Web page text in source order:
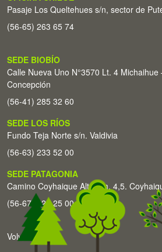
Pasaje Los Queltehues s/n, sector de
(56-65) 263 65 74
SEDE BIOBÍO
Calle Nueva Uno N°3570 Lt. 4
Concepción
(56-41) 285 32 60
SEDE LOS RÍOS
Fundo Teja Norte s/n. Valdivia
(56-63) 233 52 00
SEDE PATAGONIA
Camino Coyhaique Alto Km. 4,5.
(56-67) 226 25 00
Volver arriba